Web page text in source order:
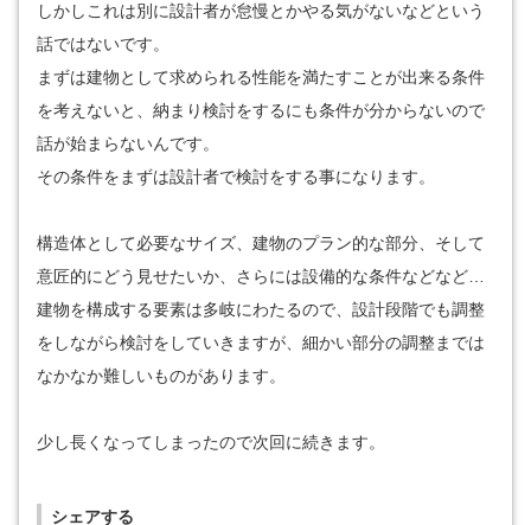
しかしこれは別に設計者が怠慢とかやる気がないなどという
話ではないです。
まずは建物として求められる性能を満たすことが出来る条件
を考えないと、納まり検討をするにも条件が分からないので
話が始まらないんです。
その条件をまずは設計者で検討をする事になります。
構造体として必要なサイズ、建物のプラン的な部分、そして
意匠的にどう見せたいか、さらには設備的な条件などなど…
建物を構成する要素は多岐にわたるので、設計段階でも調整
をしながら検討をしていきますが、細かい部分の調整までは
なかなか難しいものがあります。
少し長くなってしまったので次回に続きます。
シェアする